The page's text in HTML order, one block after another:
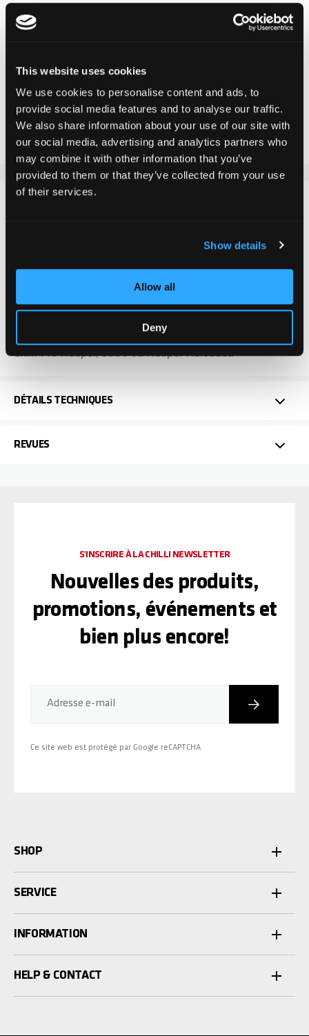
This website uses cookies
We use cookies to personalise content and ads, to
provide social media features and to analyse our traffic.
We also share information about your use of our site with
our social media, advertising and analytics partners who
may combine it with other information that you’ve
provided to them or that they’ve collected from your use
of their services.
Show details
Allow all
Deny
Ajouter au panier
Ajouter à la liste d'achats
Ajouter au comparateur
Les Chilli Pro Scooter Bar ends pour l'utilisation de
et un ajustement précis pour une conduite efficace et
chromoly, comme celles montées sur les trottinettes
Chilli Pro Reaper, 5000 ou Reaper Reloaded
DÉTAILS TECHNIQUES
REVUES
Adresse e-mail Inscription
Ce site web est protégé par Google reCAPTCHA
S'INSCRIRE À LA CHILLI NEWSLETTER
Nouvelles des produits,
promotions, événements et
bien plus encore!
SHOP
SERVICE
INFORMATION
HELP & CONTACT